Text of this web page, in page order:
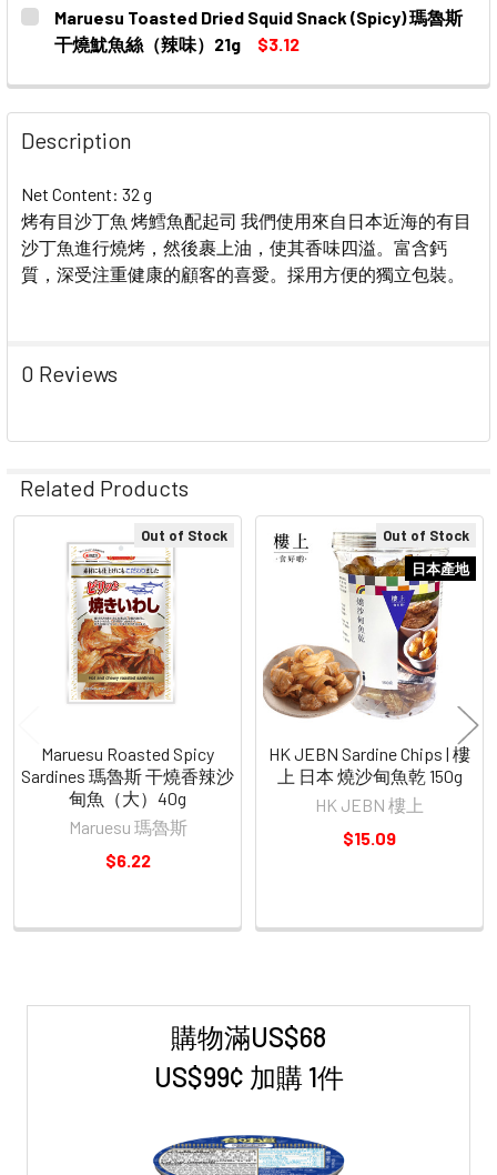
購物滿US$68
US$99¢ 加購 1件
Maruesu Toasted Dried Squid Snack (Spicy) 瑪魯斯
干燒魷魚絲（辣味）21g
$3.12
DECREASE QUANTITY OF MARUESU TOASTED DRIED
INCREASE QUANTITY OF MARUESU TOASTED
Description
Net Content: 32 g
烤有目沙丁魚 烤鱈魚配起司 我們使用來自日本近海的有目
沙丁魚進行燒烤，然後裹上油，使其香味四溢。富含鈣
質，深受注重健康的顧客的喜愛。採用方便的獨立包裝。
0 Reviews
Related Products
Related
Products
Out of Stock
Maruesu Roasted Spicy
Sardines 瑪魯斯 干燒香辣沙
甸魚（大）40g
Maruesu 瑪魯斯
$6.22
Out of Stock
日本產地
HK JEBN Sardine Chips | 樓
上 日本 燒沙甸魚乾 150g
HK JEBN 樓上
$15.09